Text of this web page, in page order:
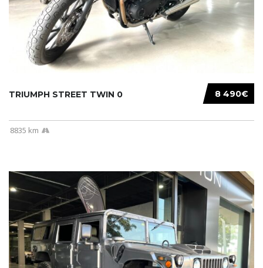
8 490€
TRIUMPH STREET TWIN 0
8835 km